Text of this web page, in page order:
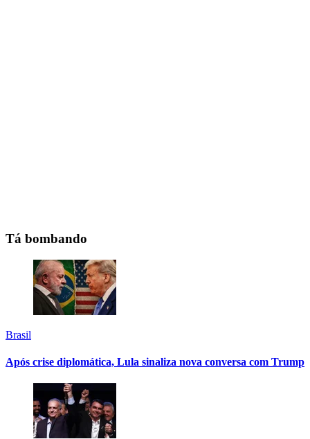
Tá bombando
Brasil
Após crise diplomática, Lula sinaliza nova conversa com Trump